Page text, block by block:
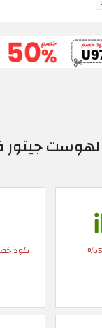
جيتور
كود خصم 30%